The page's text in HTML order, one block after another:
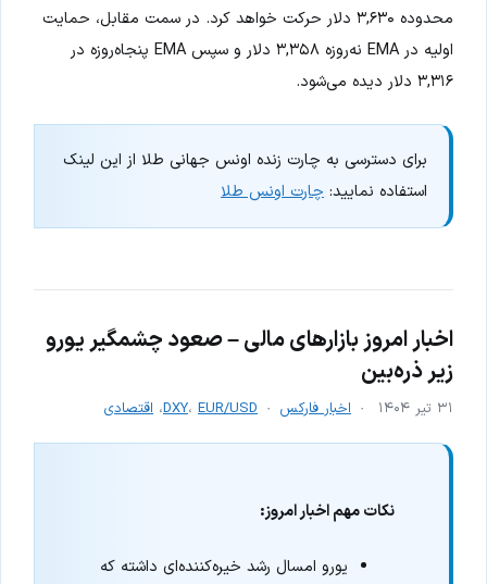
محدوده ۳,۶۳۰ دلار حرکت خواهد کرد. در سمت مقابل، حمایت
اولیه در EMA نه‌روزه ۳,۳۵۸ دلار و سپس EMA پنجاه‌روزه در
۳,۳۱۶ دلار دیده می‌شود.
برای دسترسی به چارت زنده اونس جهانی طلا از این لینک
استفاده نمایید: چارت اونس طلا
اخبار امروز بازارهای مالی – صعود چشمگیر یورو
زیر ذره‌بین
۳۱ تیر ۱۴۰۴ اخبار فارکس DXY، EUR/USD ، اقتصادی
نکات مهم اخبار امروز:
یورو امسال رشد خیره‌کننده‌ای داشته که